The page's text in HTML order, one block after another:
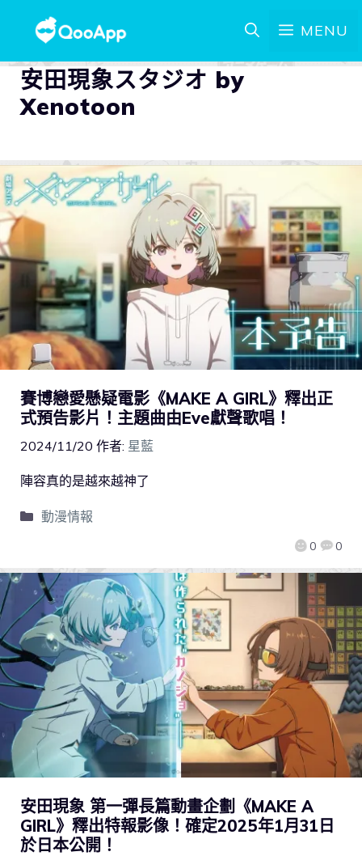
MENU
安田現象スタジオ by
Xenotoon
賽博戀愛懸疑電影《MAKE A GIRL》釋出正
式預告影片！主題曲由Eve獻聲歌唱！
2024/11/20 作者: 星藍
0 0
陣容真的是越來越神了
動漫情報
安田現象 第一彈長篇動畫企劃《MAKE A
GIRL》釋出特報影像！確定2025年1月31日
於日本公開！